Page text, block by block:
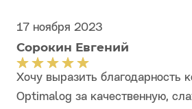
17 ноября 2023
Сорокин Евгений
Хочу выразить благодарность
Optimalog за качественную,